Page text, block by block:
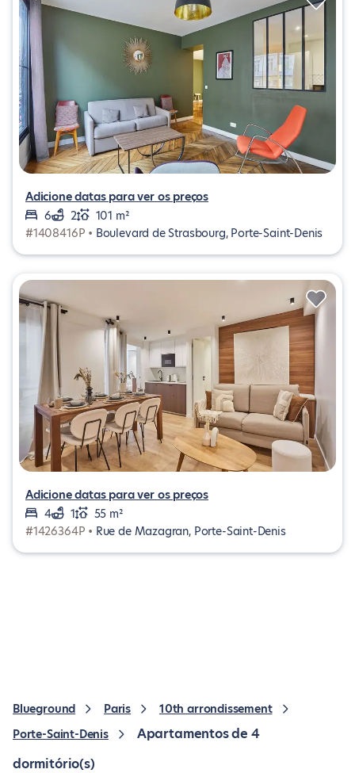
Adicione datas para ver os preços
6
2
101 m²
#1408416P • Boulevard de Strasbourg, Porte-Saint-Denis
Adicione datas para ver os preços
4
1
55 m²
#1426364P • Rue de Mazagran, Porte-Saint-Denis
Blueground Paris
10th arrondissement
Porte-Saint-Denis
Apartamentos de 4
dormitório(s)